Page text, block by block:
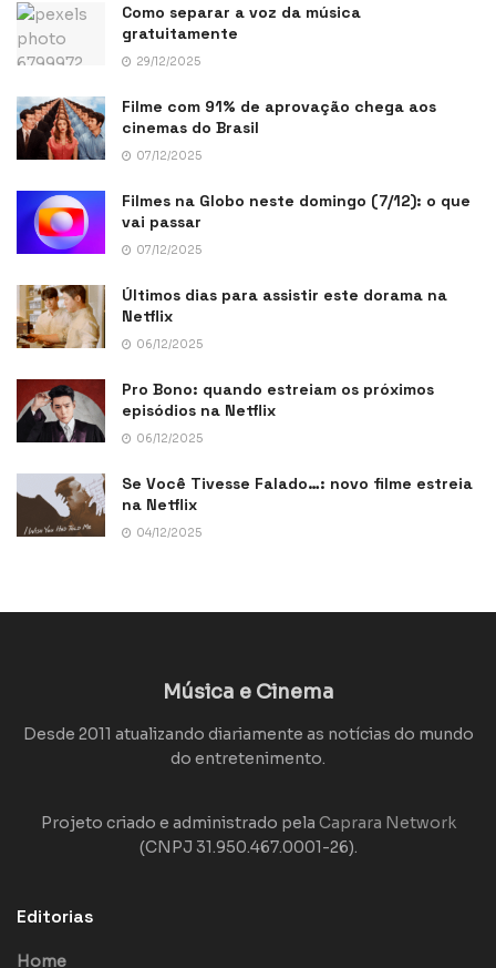
Como separar a voz da música
gratuitamente
29/12/2025
Filme com 91% de aprovação chega aos
cinemas do Brasil
07/12/2025
Filmes na Globo neste domingo (7/12): o que
vai passar
07/12/2025
Últimos dias para assistir este dorama na
Netflix
06/12/2025
Pro Bono: quando estreiam os próximos
episódios na Netflix
06/12/2025
Se Você Tivesse Falado…: novo filme estreia
na Netflix
04/12/2025
Música e Cinema
Desde 2011 atualizando diariamente as notícias do mundo
do entretenimento.
Projeto criado e administrado pela Caprara Network
(CNPJ 31.950.467.0001-26).
Editorias
Home